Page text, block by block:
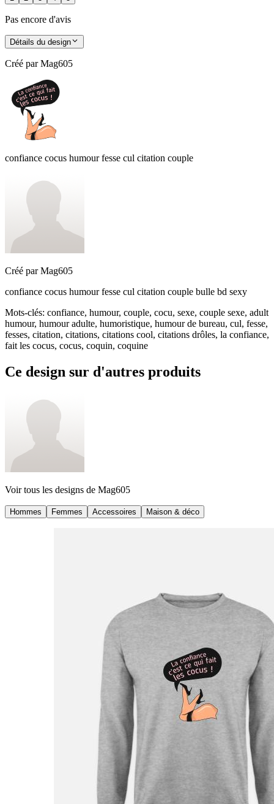
Pas encore d'avis
Détails du design
Créé par Mag605
confiance cocus humour fesse cul citation couple
Créé par Mag605
confiance cocus humour fesse cul citation couple bulle bd sexy
Mots-clés: confiance, humour, couple, cocu, sexe, couple sexe, adult
humour, humour adulte, humoristique, humour de bureau, cul, fesse,
fesses, citation, citations, citations cool, citations drôles, la confiance,
fait les cocus, cocus, coquin, coquine
Ce design sur d'autres produits
Voir tous les designs de Mag605
Hommes Femmes Accessoires Maison & déco